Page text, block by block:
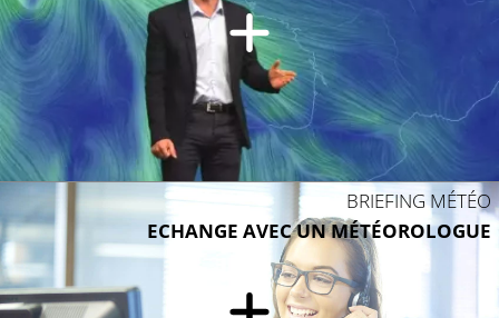
BRIEFING MÉTÉO
ECHANGE AVEC UN MÉTÉOROLOGUE